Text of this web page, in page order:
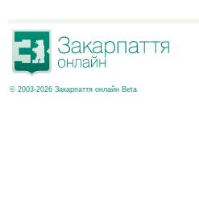
© 2003-2026 Закарпаття онлайн Beta